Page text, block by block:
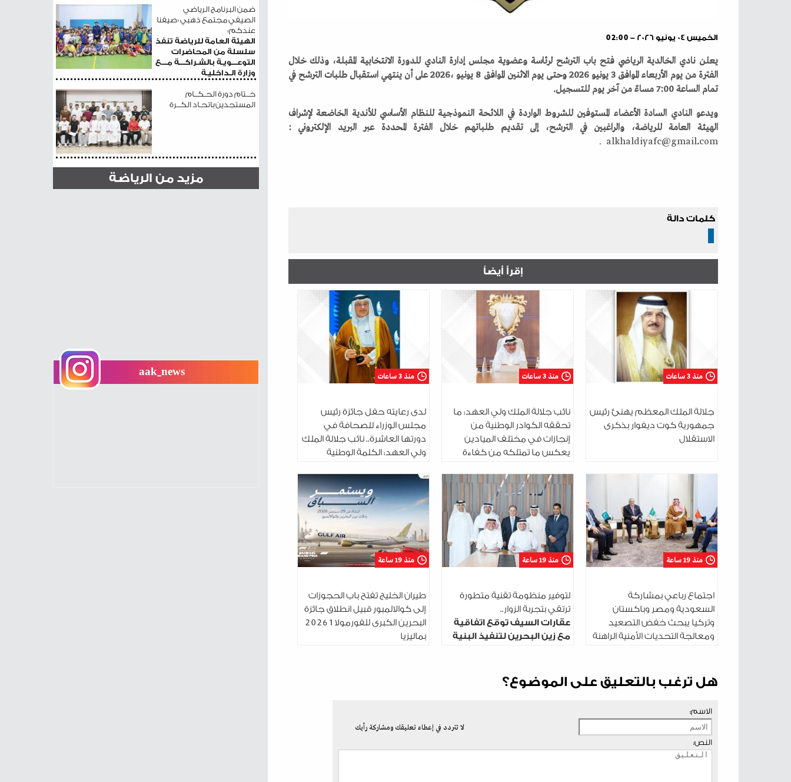
الخميس ٠٤ يونيو ٢٠٢٦ - 02:00
‬تمام‭ ‬الساعة‭ ‬7‭:‬00‭ ‬مساءً‭ ‬من‭ ‬آخر‭ ‬يوم‭ ‬للتسجيل‭.‬
‬الهيئة‭ ‬العامة‭ ‬للرياضة،‭ ‬والراغبين‭ ‬في‭ ‬الترشح،‭ ‬إلى‭ ‬تقديم‭ ‬طلباتهم‭ ‬خلال‭ ‬الفترة‭ ‬المحددة‭ ‬عبر‭ ‬البريد‭ ‬الإلكتروني‭: ‬‭
alkhaldiyafc@gmail‭.‬com .
كلمات دالة
إقرأ أيضاً
منذ 3 ساعات
جلالة الملك المعظم يهنئ رئيس
جمهورية كوت ديفوار بذكرى
الاستقلال
منذ 3 ساعات
نائب جلالة الملك ولي العهد: ما
تحققه الكوادر الوطنية من
إنجازات في مختلف الميادين
يعكس ما تمتلكه من كفاءة
المبادرة والمسؤولية
منذ 3 ساعات
لدى رعايته حفل جائزة رئيس
مجلس الوزراء للصحافة في
دورتها العاشرة.. نائب جلالة الملك
ولي العهد: الكلمة الوطنية
التحديات
منذ 19 ساعة
اجتماع رباعي بمشاركة
السعودية ومصر وباكستان
وتركيا يبحث خفض التصعيد
ومعالجة التحديات الأمنية الراهنة
منذ 19 ساعة
لتوفير منظومة تقنية متطورة
ترتقي بتجربة الزوار..
عقارات السيف توقع اتفاقية
مع زين البحرين لتنفيذ البنية
منذ 19 ساعة
طيران الخليج تفتح باب الحجوزات
إلى كوالالمبور قبيل انطلاق جائزة
البحرين الكبرى للفورمولا 1 2026
بماليزيا
هل ترغب بالتعليق على الموضوع؟
لا تتردد في إعطاء تعليقك ومشاركة رأيك
الاسم:
النص:
ضمن البرنامج الرياضي
الصيفي مجتمع ذهبي «صيفنا
عندكم»
الهيئة العامة للرياضة تنفذ
سلسلة من المحاضرات
التوعـــويـة بالشـراكـــة مـــع
وزارة الـداخليـة
خــتام دورة الحـكــام
المستجدين باتحـاد الكــرة
مزيد من الرياضة
aak_news